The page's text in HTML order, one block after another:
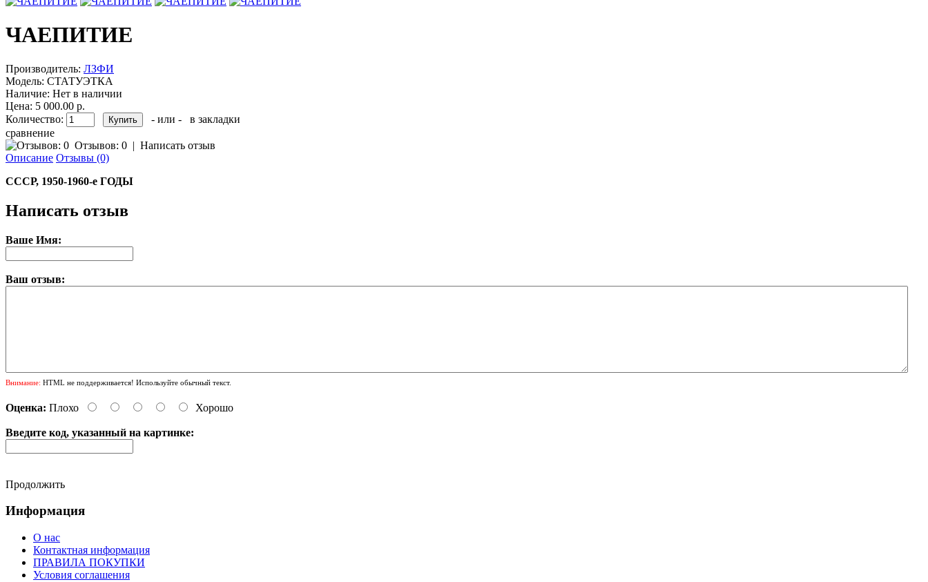
ЧАЕПИТИЕ
Производитель: ЛЗФИ
Модель: СТАТУЭТКА
Наличие: Нет в наличии
Цена: 5 000.00 р.
Количество:
- или -
в закладки
сравнение
Отзывов: 0 | Написать отзыв
Описание Отзывы (0)
СССР, 1950-1960-е ГОДЫ
Написать отзыв
Ваше Имя:
Ваш отзыв:
Внимание: HTML не поддерживается! Используйте обычный текст.
Оценка: Плохо Хорошо
Введите код, указанный на картинке:
Продолжить
Информация
О нас
Контактная информация
ПРАВИЛА ПОКУПКИ
Условия соглашения